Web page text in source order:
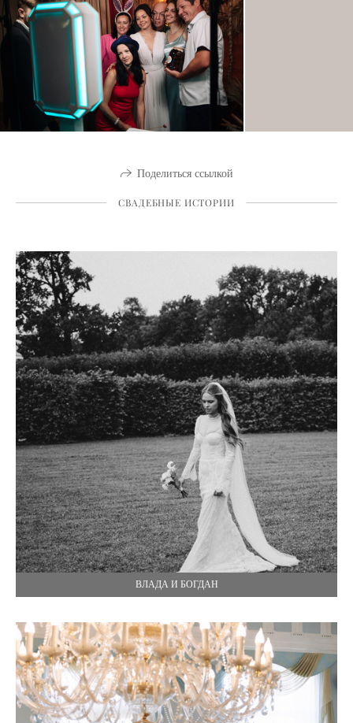
Поделиться ссылкой
СВАДЕБНЫЕ ИСТОРИИ
ВЛАДА И БОГДАН